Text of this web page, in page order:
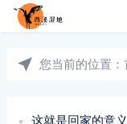
您当前的位置：
这就是回家的意